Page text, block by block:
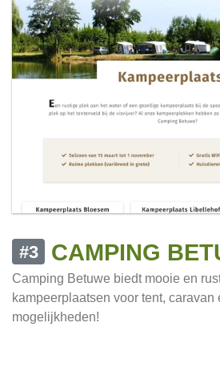
#3 CAMPING
Camping Betuwe biedt mooie en
kampeerplaatsen voor tent, caravan
mogelijkheden!